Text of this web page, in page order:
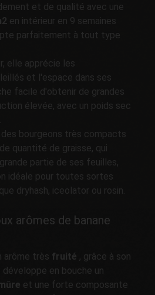
et de qualité avec une
en intérieur en 9 semaines
parfaitement à tout type
elle apprécie les
et l'espace dans ses
facile d'obtenir de grandes
élevée, avec un poids sec
des bourgeons très compacts
quantité de graisse, qui
partie de ses feuilles,
idéale pour toutes sortes
dryhash, iceolator ou rosin.
arômes de banane
arôme très fruité , grâce à son
développe en bouche un
et une forte composante